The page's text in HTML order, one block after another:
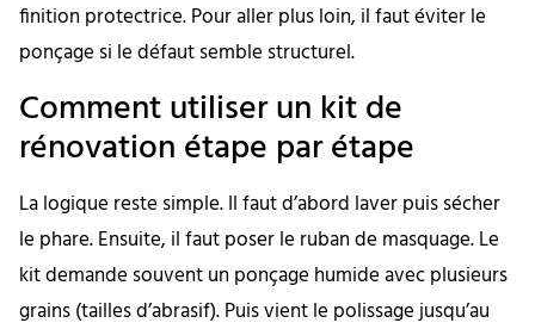
finition protectrice. Pour aller plus loin, il faut éviter le
ponçage si le défaut semble structurel.
Comment utiliser un kit de
rénovation étape par étape
La logique reste simple. Il faut d’abord laver puis sécher
le phare. Ensuite, il faut poser le ruban de masquage. Le
kit demande souvent un ponçage humide avec plusieurs
grains (tailles d’abrasif). Puis vient le polissage jusqu’au